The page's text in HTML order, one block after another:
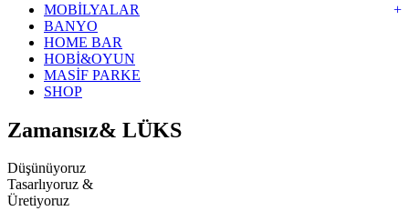
MOBİLYALAR
+
BANYO
HOME BAR
HOBİ&OYUN
MASİF PARKE
SHOP
Zamansız& LÜKS
Düşünüyoruz
Tasarlıyoruz &
Üretiyoruz